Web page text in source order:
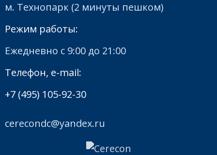
м. Технопарк (2 минуты пешком)
Режим работы:
Ежедневно с 9:00 до 21:00
Телефон, e-mail:
+7 (495) 105-92-30
cerecondc@yandex.ru